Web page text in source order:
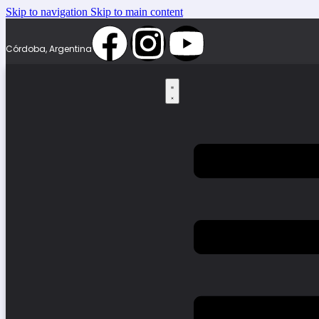
Skip to navigation Skip to main content
Córdoba, Argentina